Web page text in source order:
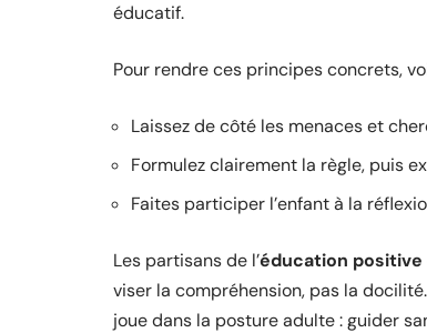
éducatif.
Pour rendre ces principes concrets,
Laissez de côté les menaces et
Formulez clairement la règle, puis
Faites participer l’enfant à la
Les partisans de l’éducation positive
viser la compréhension, pas la
joue dans la posture adulte : guider